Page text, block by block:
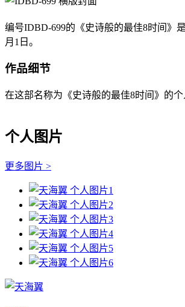
编号IDBD-699的《史诗般的最佳8时间》
月1日。
作品细节
在这部名称为《史诗般的最佳8时间》的
个人图片
更多图片 >